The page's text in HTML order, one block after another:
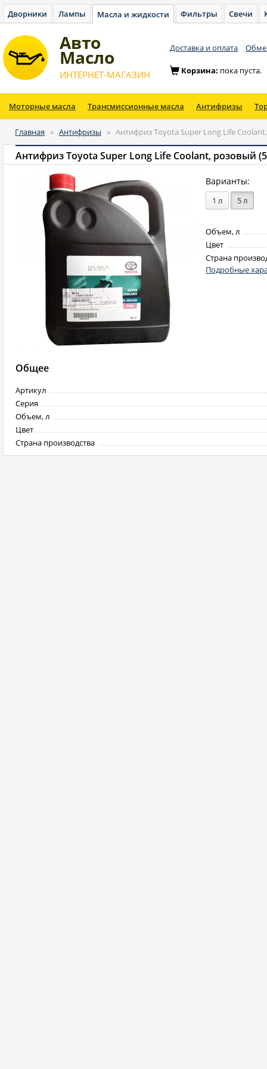
Дворники Лампы Масла и жидкости Фильтры Свечи
Авто
Масло
ИНТЕРНЕТ-МАГАЗИН
Доставка и оплата
Корзина: пока пуста.
Моторные масла Трансмиссионные масла Антифризы
Главная » Антифризы » Антифриз Toyota Super Long Life
Антифриз Toyota Super Long Life Coolant, розовый
Варианты:
1 л 5 л
Объем, л
Цвет
Страна
Подробные
Общее
Артикул
Серия
Объем, л
Цвет
Страна производства